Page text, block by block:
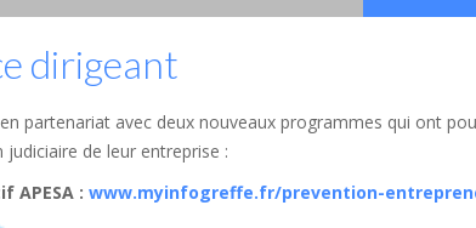
dirigeant
partenariat avec deux nouveaux programmes qui ont
judiciaire de leur entreprise :
APESA : www.myinfogreffe.fr/prevention-